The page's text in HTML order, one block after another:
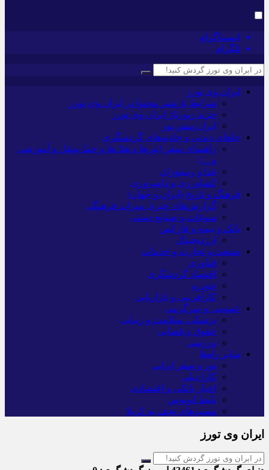
اینستاگرام
تلگرام
ایران وی تورز
شرایط بازنشر محتوا در ایران وی تورز
خرید رپورتاژ ایران وی تورز
ایران سفر تور
جاهای دیدنی و جاذبه‌های گردشگری
راهنمای سفر (تورها و هتل‌ها و حمل‌و‌نقل و آموزشی
و…)
غذا و رستوران
کشاورزی و دامپروری
فرهنگ و تاریخ (ایران و جهان)
گزارش‌های خبری میراث فرهنگی
سوغات و صنایع دستی
بانک و بیمه و فارکس
ارزدیجیتال
صنعت و تجارت و خدمات
فناوری
اقتصاد گردشگری
خودرو
کارآفرینی و بازاریابی
عمومی و سرگرمی
پزشکی، سلامت و زیبایی
حقوق و قضایی
ورزشی
سایر راه‌ها
تور و سفر ایرانی
کارا دیلی
اخبار بانکی و اقتصادی
بلیط اتوبوس
مسیرهای نجف به کربلا
ایران وی تورز